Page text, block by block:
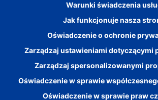
Warunki świadczenia
Jak funkcjonuje nasza
Oświadczenie o ochronie
Zarządzaj ustawieniami dotyczącymi
Zarządzaj spersonalizowanymi
Oświadczenie w sprawie
Oświadczenie w sprawie praw